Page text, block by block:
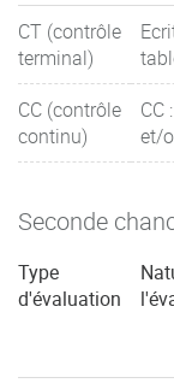
CT (contrôle
terminal)
CC (contrôle
continu)
CC
et/
Seconde
Type
d'évaluation